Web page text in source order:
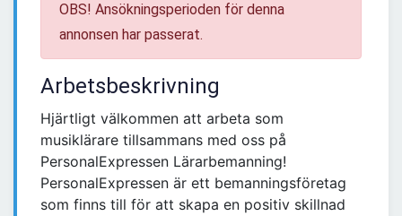
OBS! Ansökningsperioden för denna
annonsen har passerat.
Arbetsbeskrivning
Hjärtligt välkommen att arbeta som
musiklärare tillsammans med oss på
PersonalExpressen Lärarbemanning!
PersonalExpressen är ett bemanningsföretag
som finns till för att skapa en positiv skillnad